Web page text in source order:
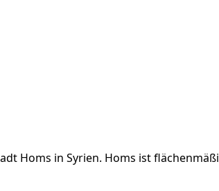
Homs in Syrien. Homs ist